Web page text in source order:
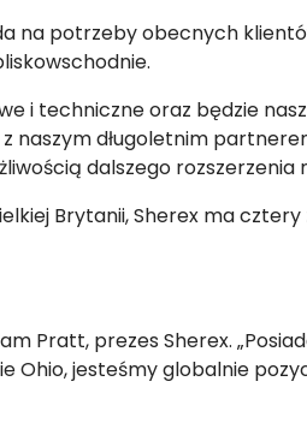
na potrzeby obecnych
i techniczne oraz będzie
naszym długoletnim
dalszego rozszerzenia
Brytanii, Sherex ma
Pratt, prezes Sherex.
Ohio, jesteśmy globalnie